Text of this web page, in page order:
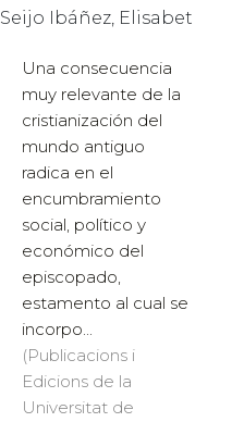
Seijo Ibáñez, Elisabet
Una consecuencia
muy relevante de la
cristianización del
mundo antiguo
radica en el
encumbramiento
social, político y
económico del
episcopado,
estamento al cual se
incorpo...
(Publicacions i
Edicions de la
Universitat de